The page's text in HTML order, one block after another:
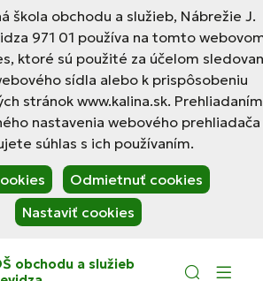
škola obchodu a služieb, Nábrežie J.
971 01 používa na tomto
ktoré sú použité za účelom
sídla alebo k prispôsobeniu
stránok www.kalina.sk.
nastavenia webového prehliadača
súhlas s ich používaním.
Odmietnuť cookies
Nastaviť cookies
obchodu a služieb